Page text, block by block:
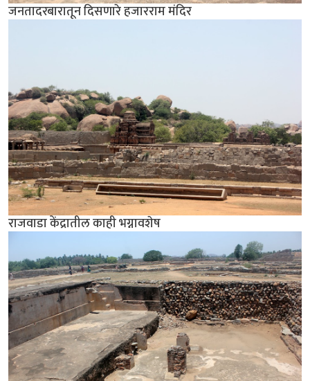
जनतादरबारातून दिसणारे हजारराम मंदिर
राजवाडा केंद्रातील काही भग्नावशेष